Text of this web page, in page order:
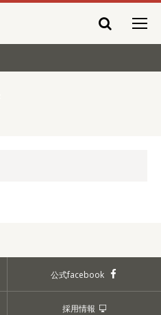
公式facebook
採用情報